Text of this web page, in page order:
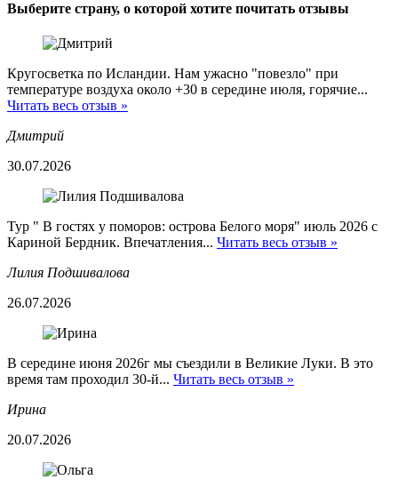
Выберите страну, о которой хотите почитать отзывы
Кругосветка по Исландии. Нам ужасно "повезло" при
температуре воздуха около +30 в середине июля, горячие...
Читать весь отзыв »
Дмитрий
30.07.2026
Тур " В гостях у поморов: острова Белого моря" июль 2026 с
Кариной Бердник. Впечатления... Читать весь отзыв »
Лилия Подшивалова
26.07.2026
В середине июня 2026г мы съездили в Великие Луки. В это
время там проходил 30-й... Читать весь отзыв »
Ирина
20.07.2026